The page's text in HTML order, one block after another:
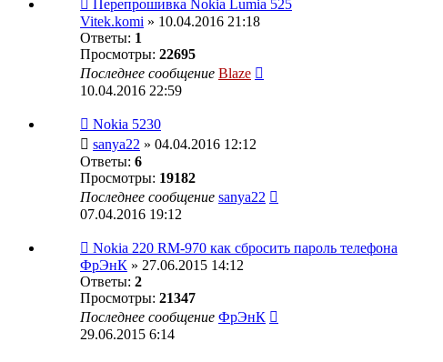
Перепрошивка Nokia Lumia 525
Vitek.komi » 10.04.2016 21:18
Ответы: 1
Просмотры: 22695
Последнее сообщение Blaze
10.04.2016 22:59
Nokia 5230
sanya22 » 04.04.2016 12:12
Ответы: 6
Просмотры: 19182
Последнее сообщение sanya22
07.04.2016 19:12
Nokia 220 RM-970 как сбросить пароль телефона
ФрЭнК » 27.06.2015 14:12
Ответы: 2
Просмотры: 21347
Последнее сообщение ФрЭнК
29.06.2015 6:14